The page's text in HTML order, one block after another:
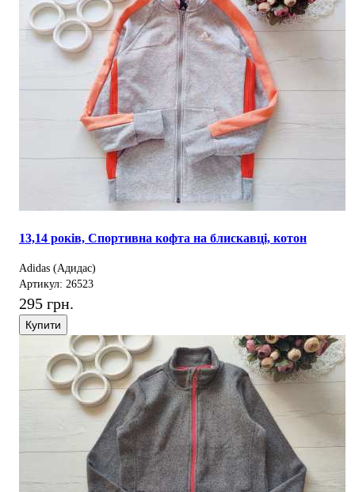
13,14 років, Спортивна кофта на блискавці, котон
Adidas (Адидас)
Артикул: 26523
295 грн.
Купити